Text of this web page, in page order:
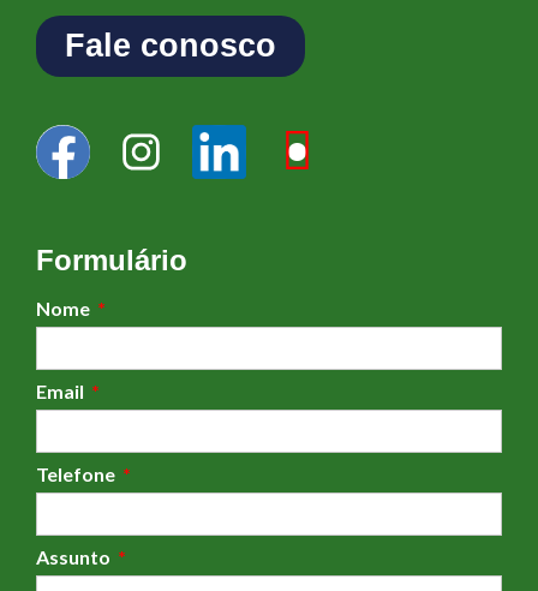
Fale conosco
Formulário
Nome
Email
Telefone
Assunto